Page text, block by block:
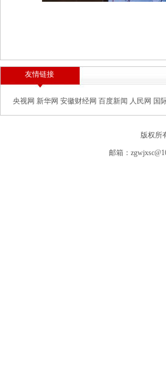
友情链接
央视网 新华网 安徽财经网 百度新闻 人民网 国
版权所
邮箱：